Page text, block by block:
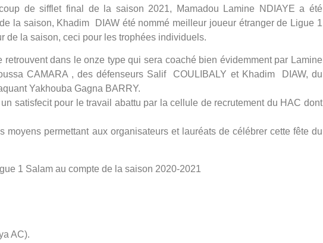
de sifflet final de la saison 2021, Mamadou Lamine NDIAYE a été
la saison, Khadim DIAW été nommé meilleur joueur étranger de Ligue 1
de la saison, ceci pour les trophées individuels.
dans le onze type qui sera coaché bien évidemment par Lamine
CAMARA , des défenseurs Salif COULIBALY et Khadim DIAW, du
Yakhouba Gagna BARRY.
satisfecit pour le travail abattu par la cellule de recrutement du HAC dont
moyens permettant aux organisateurs et lauréats de célébrer cette fête du
1 Salam au compte de la saison 2020-2021
AC).